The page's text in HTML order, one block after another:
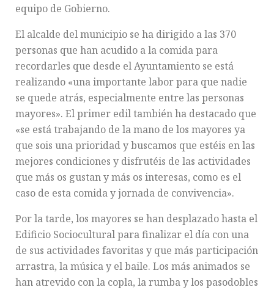
equipo de Gobierno.
El alcalde del municipio se ha dirigido a las 370
personas que han acudido a la comida para
recordarles que desde el Ayuntamiento se está
realizando «una importante labor para que nadie
se quede atrás, especialmente entre las personas
mayores». El primer edil también ha destacado que
«se está trabajando de la mano de los mayores ya
que sois una prioridad y buscamos que estéis en las
mejores condiciones y disfrutéis de las actividades
que más os gustan y más os interesas, como es el
caso de esta comida y jornada de convivencia».
Por la tarde, los mayores se han desplazado hasta el
Edificio Sociocultural para finalizar el día con una
de sus actividades favoritas y que más participación
arrastra, la música y el baile. Los más animados se
han atrevido con la copla, la rumba y los pasodobles